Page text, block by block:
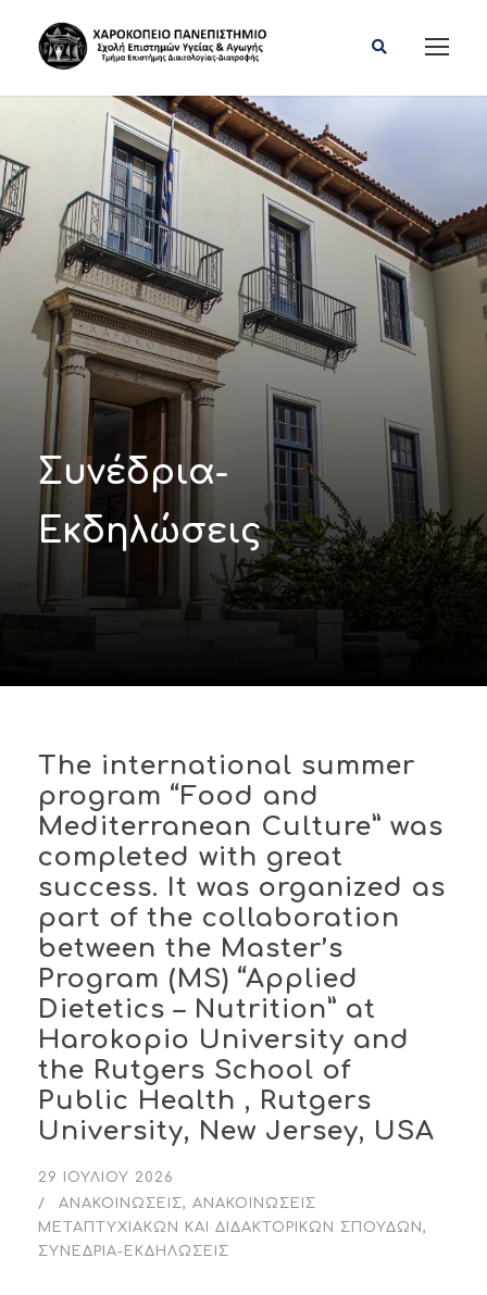
Συνέδρια-
Εκδηλώσεις
The international summer
program “Food and
Mediterranean Culture” was
completed with great
success. It was organized as
part of the collaboration
between the Master’s
Program (MS) “Applied
Dietetics – Nutrition” at
Harokopio University and
the Rutgers School of
Public Health , Rutgers
University, New Jersey, USA
29 ΙΟΥΛΊΟΥ 2026
ΑΝΑΚΟΙΝΏΣΕΙΣ, ΑΝΑΚΟΙΝΏΣΕΙΣ
ΜΕΤΑΠΤΥΧΙΑΚΏΝ ΚΑΙ ΔΙΔΑΚΤΟΡΙΚΏΝ ΣΠΟΥΔΏΝ ,
ΣΥΝΈΔΡΙΑ-ΕΚΔΗΛΏΣΕΙΣ